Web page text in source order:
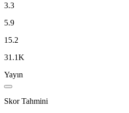
3.3
5.9
15.2
31.1K
Yayın
Skor Tahmini